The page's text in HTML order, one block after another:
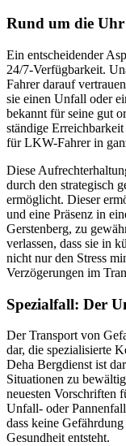
Rund um die
Ein entscheidender
24/7-Verfügbarkeit.
Fahrer darauf
sie einen Unfall oder
bekannt für seine gut
ständige
für LKW-Fahrer in
Diese
durch den strategisch
ermöglicht. Dieser
und eine Präsenz in
Gerstenberg, zu
verlassen, dass sie in
nicht nur den Stress
Verzögerungen im
Spezialfall: Der
Der Transport von
dar, die spezialisierte
Deha Bergdienst ist
Situationen zu
neuesten Vorschriften
Unfall- oder
dass keine
Gesundheit entsteht.